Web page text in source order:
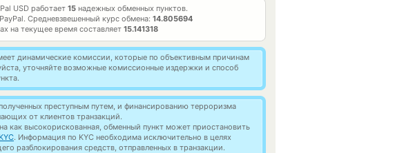
USD работает 15 надежных обменных пунктов.
Средневзвешенный курс обмена: 14.805694
на текущее время составляет 15.141318
динамические комиссии, которые по объективным причинам
уточняйте возможные комиссионные издержки и способ
преступным путем, и финансированию терроризма
от клиентов транзакций.
как высокорискованная, обменный пункт может приостановить
. Информация по KYC необходима исключительно в целях
разблокирования средств, отправленных в транзакции.